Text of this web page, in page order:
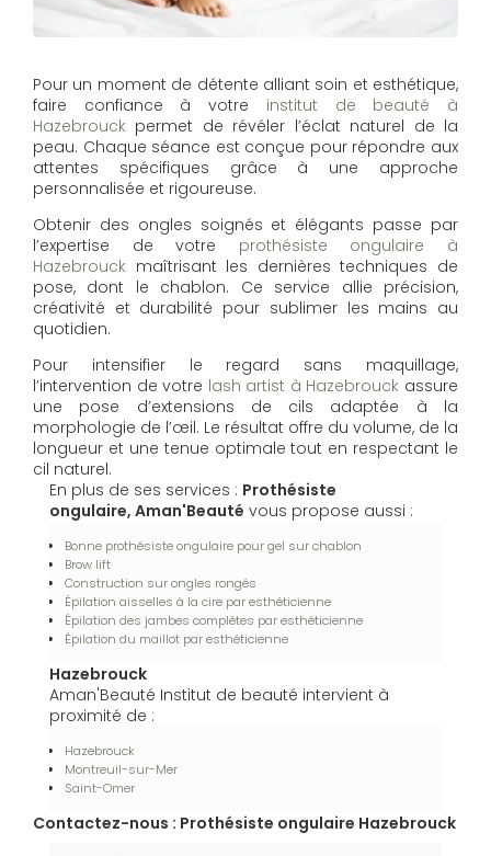
Pour un moment de détente alliant soin et esthétique,
faire confiance à votre institut de beauté à
Hazebrouck permet de révéler l’éclat naturel de la
peau. Chaque séance est conçue pour répondre aux
attentes spécifiques grâce à une approche
personnalisée et rigoureuse.
Obtenir des ongles soignés et élégants passe par
l’expertise de votre prothésiste ongulaire à
Hazebrouck maîtrisant les dernières techniques de
pose, dont le chablon. Ce service allie précision,
créativité et durabilité pour sublimer les mains au
quotidien.
Pour intensifier le regard sans maquillage,
l’intervention de votre lash artist à Hazebrouck assure
une pose d’extensions de cils adaptée à la
morphologie de l’œil. Le résultat offre du volume, de la
longueur et une tenue optimale tout en respectant le
cil naturel.
En plus de ses services : Prothésiste
ongulaire, Aman'Beauté vous propose aussi :
Bonne prothésiste ongulaire pour gel sur chablon
Brow lift
Construction sur ongles rongés
Épilation aisselles à la cire par esthéticienne
Épilation des jambes complètes par esthéticienne
Épilation du maillot par esthéticienne
Hazebrouck
Aman'Beauté Institut de beauté intervient à
proximité de :
Hazebrouck
Montreuil-sur-Mer
Saint-Omer
Contactez-nous : Prothésiste ongulaire Hazebrouck